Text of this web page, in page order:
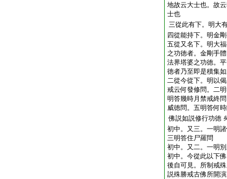
地故云大士也。故
士也
三從此有下。明大
四從能持下。明金
五從又名下。明大
之功徳者。金剛手
法界塔婆之功徳。
徳者乃至即是積集
二從今從下。明以
戒云何發修問。二
明答幾時月禁戒終
威徳問。五明答何
佛説如説修行功徳
初中。又三。一明
三明答住尸羅問
初中。又二。一明
初中。今從此以下
後自可見。所制戒
説殊勝戒古佛所開